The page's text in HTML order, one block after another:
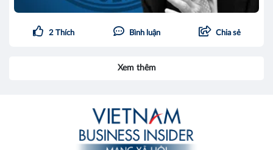
2 Thích Bình luận Chia sẻ
Xem thêm